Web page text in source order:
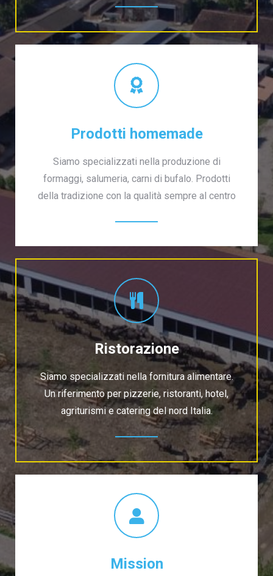
Prodotti homemade
Siamo specializzati nella produzione di
formaggi, salumeria, carni di bufalo. Prodotti
della tradizione con la qualità sempre al centro
Ristorazione
Siamo specializzati nella fornitura alimentare.
Un riferimento per pizzerie, ristoranti, hotel,
agriturismi e catering del nord Italia.
Mission